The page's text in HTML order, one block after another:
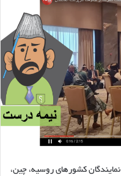
کشورهای روسیه، چین،